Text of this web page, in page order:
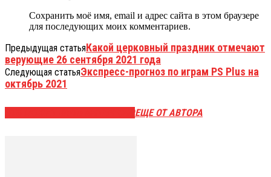
Сохранить моё имя, email и адрес сайта в этом браузере
для последующих моих комментариев.
Предыдущая статьяКакой церковный праздник отмечают
верующие 26 сентября 2021 года
Следующая статьяЭкспресс-прогноз по играм PS Plus на
октябрь 2021
ЕЩЕ ОТ АВТОРА